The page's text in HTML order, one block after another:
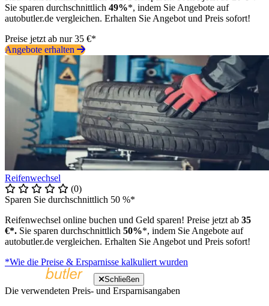
Sie sparen durchschnittlich 49%*, indem Sie Angebote auf
autobutler.de vergleichen. Erhalten Sie Angebot und Preis sofort!
Preise jetzt ab nur 35 €*
Angebote erhalten
Reifenwechsel
(0)
Sparen Sie durchschnittlich 50 %*
Reifenwechsel online buchen und Geld sparen! Preise jetzt ab 35
€*. Sie sparen durchschnittlich 50%*, indem Sie Angebote auf
autobutler.de vergleichen. Erhalten Sie Angebot und Preis sofort!
*Wie die Preise & Ersparnisse kalkuliert wurden
Schließen
Die verwendeten Preis- und Ersparnisangaben